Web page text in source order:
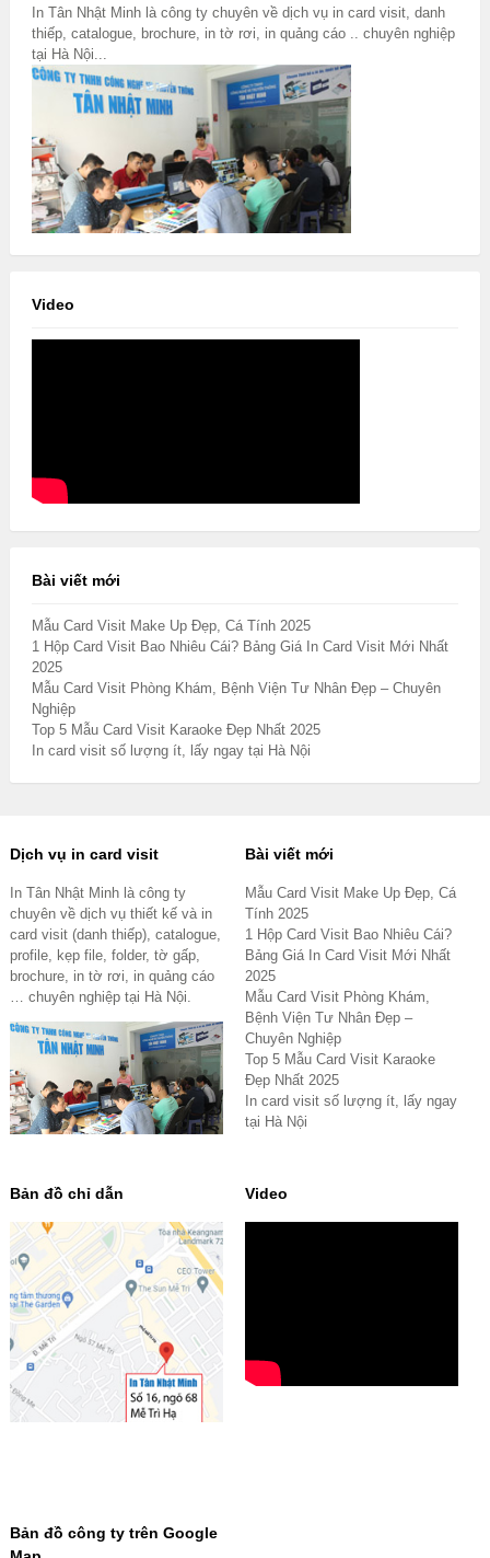
In Tân Nhật Minh là công ty chuyên về dịch vụ in card visit, danh
thiếp, catalogue, brochure, in tờ rơi, in quảng cáo .. chuyên nghiệp
tại Hà Nội...
Video
Bài viết mới
Mẫu Card Visit Make Up Đẹp, Cá Tính 2025
1 Hộp Card Visit Bao Nhiêu Cái? Bảng Giá In Card Visit Mới Nhất
2025
Mẫu Card Visit Phòng Khám, Bệnh Viện Tư Nhân Đẹp – Chuyên
Nghiệp
Top 5 Mẫu Card Visit Karaoke Đẹp Nhất 2025
In card visit số lượng ít, lấy ngay tại Hà Nội
Dịch vụ in card visit
In Tân Nhật Minh là công ty
chuyên về dịch vụ thiết kế và in
card visit (danh thiếp), catalogue,
profile, kẹp file, folder, tờ gấp,
brochure, in tờ rơi, in quảng cáo
… chuyên nghiệp tại Hà Nội.
Bài viết mới
Mẫu Card Visit Make Up Đẹp, Cá
Tính 2025
1 Hộp Card Visit Bao Nhiêu Cái?
Bảng Giá In Card Visit Mới Nhất
2025
Mẫu Card Visit Phòng Khám,
Bệnh Viện Tư Nhân Đẹp –
Chuyên Nghiệp
Top 5 Mẫu Card Visit Karaoke
Đẹp Nhất 2025
In card visit số lượng ít, lấy ngay
tại Hà Nội
Bản đồ chỉ dẫn Video
Bản đồ công ty trên Google